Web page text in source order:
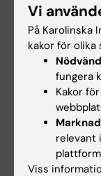
ner på sidan.
utbildning
information
Support
Om
Helpdesk.
VIS kan du
Vi
På Karolinska
kakor för olika
fungera
Kakor för
relevant
Viss